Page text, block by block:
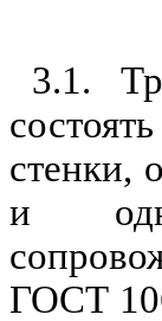
3.1.
стенки,
и
ГОСТ